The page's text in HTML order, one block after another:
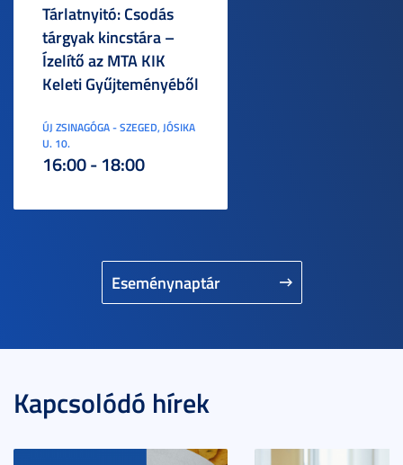
Eseménynaptár
Tárlatnyitó: Csodás
tárgyak kincstára –
Ízelítő az MTA KIK
Keleti Gyűjteményéből
ÚJ ZSINAGÓGA - SZEGED, JÓSIKA
U. 10.
16:00 - 18:00
Kapcsolódó hírek